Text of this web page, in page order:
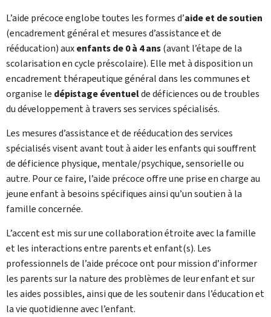
L’aide précoce englobe toutes les formes d’aide et de soutien
(encadrement général et mesures d’assistance et de
rééducation) auxenfants de 0 à 4 ans(avant l’étape de la
scolarisation en cycle préscolaire). Elle met à disposition un
encadrement thérapeutique général dans les communes et
organise le dépistage éventuelde déficiences ou de troubles
du développement à travers ses services spécialisés.
Les mesures d’assistance et de rééducation des services
spécialisés visent avant tout à aider les enfants qui souffrent
de déficience physique, mentale/psychique, sensorielle ou
autre. Pour ce faire, l’aide précoce offre une prise en charge au
jeune enfant à besoins spécifiques ainsi qu’un soutien à la
famille concernée.
L’accent est mis sur une collaboration étroite avec la famille
et les interactions entre parents et enfant(s). Les
professionnels de l’aide précoce ont pour mission d’informer
les parents sur la nature des problèmes de leur enfant et sur
les aides possibles, ainsi que de les soutenir dans l’éducation et
la vie quotidienne avec l’enfant.